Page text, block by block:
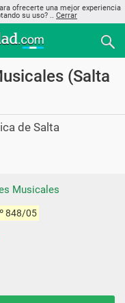
ofrecerte una mejor experiencia
su uso? .. Cerrar
(Salta
de Salta
Musicales
848/05